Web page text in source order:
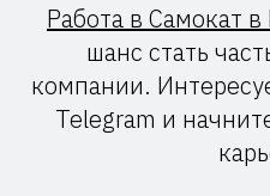
Работа в Самокат
шанс стать
компании.
Telegram и